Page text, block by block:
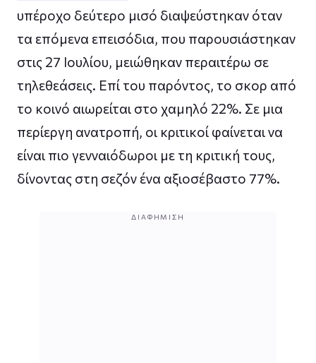
υπέροχο δεύτερο μισό διαψεύστηκαν όταν
τα επόμενα επεισόδια, που παρουσιάστηκαν
στις 27 Ιουλίου, μειώθηκαν περαιτέρω σε
τηλεθεάσεις. Επί του παρόντος, το σκορ από
το κοινό αιωρείται στο χαμηλό 22%. Σε μια
περίεργη ανατροπή, οι κριτικοί φαίνεται να
είναι πιο γενναιόδωροι με τη κριτική τους,
δίνοντας στη σεζόν ένα αξιοσέβαστο 77%.
ΔΙΑΦΉΜΙΣΗ